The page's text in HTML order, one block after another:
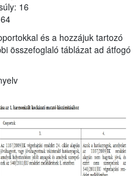
16
és a hozzájuk tartozó
összefoglaló táblázat ad átfogó